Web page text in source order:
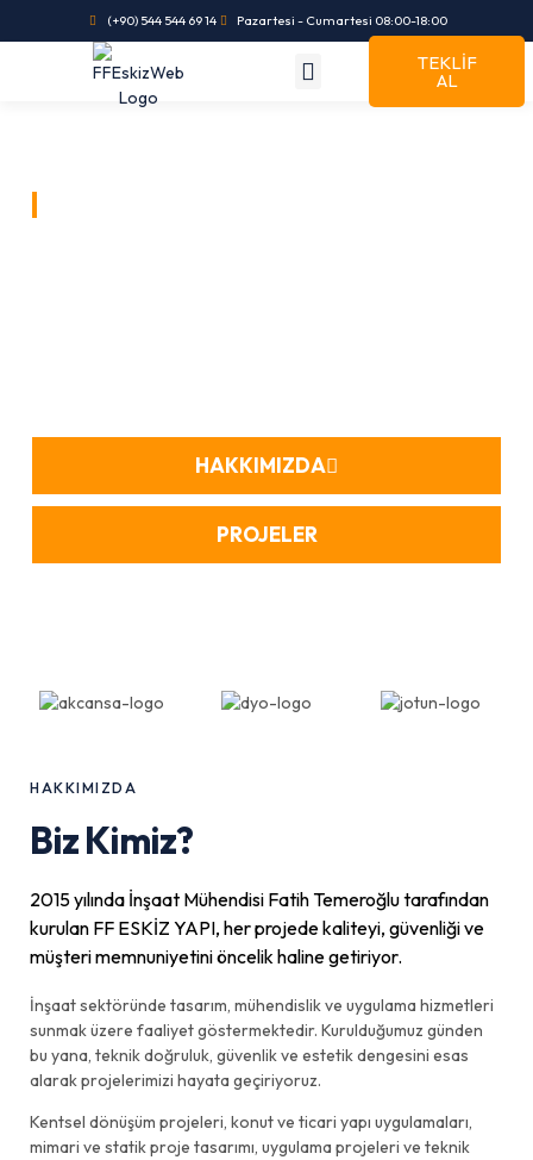
(+90) 544 544 69 14 Pazartesi - Cumartesi 08:00-18:00
TEKLİF
AL
HAKKIMIZDA
PROJELER
HAKKIMIZDA
Biz Kimiz?
2015 yılında İnşaat Mühendisi Fatih Temeroğlu tarafından
kurulan FF ESKİZ YAPI, her projede kaliteyi, güvenliği ve
müşteri memnuniyetini öncelik haline getiriyor.
İnşaat sektöründe tasarım, mühendislik ve uygulama hizmetleri
sunmak üzere faaliyet göstermektedir. Kurulduğumuz günden
bu yana, teknik doğruluk, güvenlik ve estetik dengesini esas
alarak projelerimizi hayata geçiriyoruz.
Kentsel dönüşüm projeleri, konut ve ticari yapı uygulamaları,
mimari ve statik proje tasarımı, uygulama projeleri ve teknik